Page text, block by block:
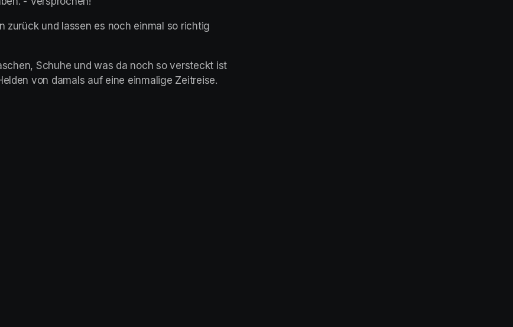
zurück und lassen es noch einmal so richtig
Schuhe und was da noch so versteckt ist
von damals auf eine einmalige Zeitreise.